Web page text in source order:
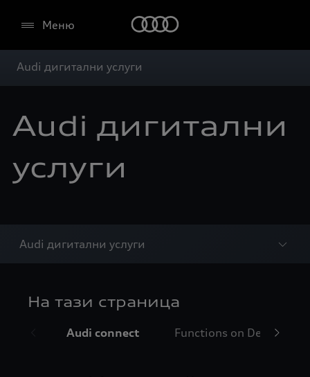
Меню
Audi дигитални услуги
Audi дигитални
услуги
Audi дигитални услуги
На тази страница
Audi connect Functions on Demand